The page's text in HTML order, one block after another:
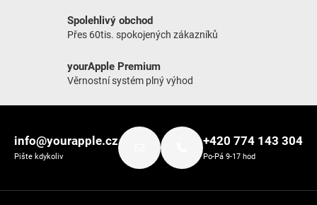
Spolehlivý obchod
Přes 60tis. spokojených zákazníků
yourApple Premium
Věrnostní systém plný výhod
info@yourapple.cz
Pište kdykoliv
+420 774 143 304
Po-Pá 9-17 hod